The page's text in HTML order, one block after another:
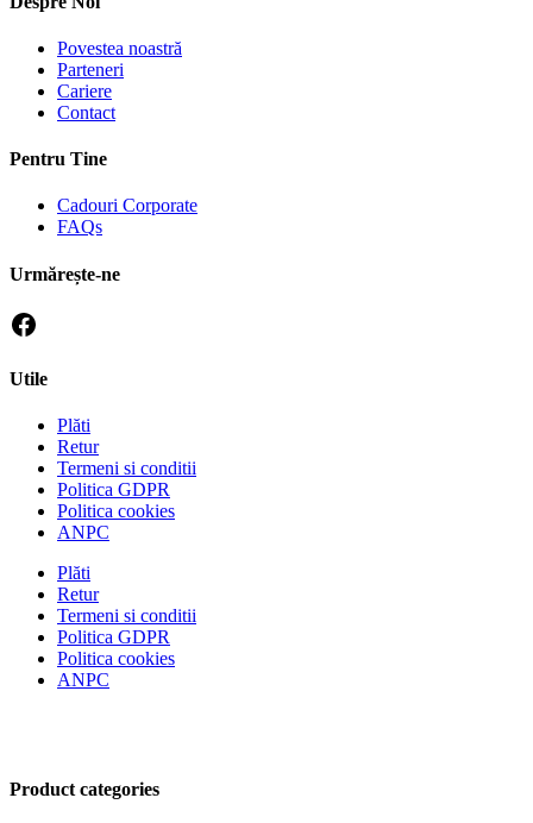
Povestea noastră
Parteneri
Cariere
Contact
Pentru Tine
Cadouri Corporate
FAQs
Urmărește-ne
Utile
Plăti
Retur
Termeni si conditii
Politica GDPR
Politica cookies
ANPC
Plăti
Retur
Termeni si conditii
Politica GDPR
Politica cookies
ANPC
Product categories